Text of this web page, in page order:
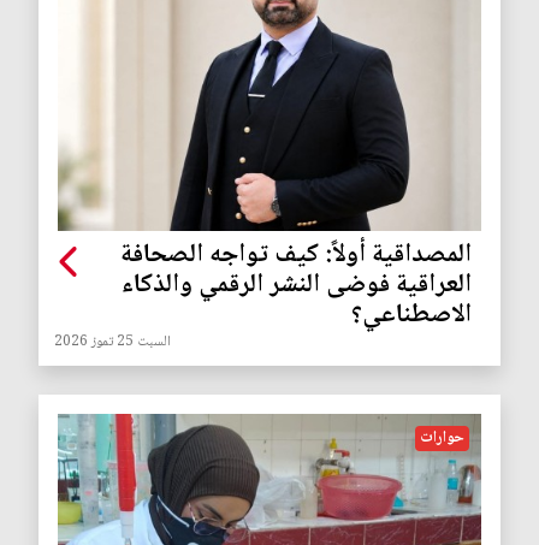
المصداقية أولاً: كيف تواجه الصحافة
العراقية فوضى النشر الرقمي والذكاء
الاصطناعي؟
السبت 25 تموز 2026
حوارات